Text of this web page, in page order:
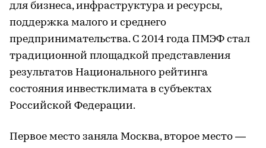
для бизнеса, инфраструктура и ресурсы,
поддержка малого и среднего
предпринимательства. С 2014 года ПМЭФ стал
традиционной площадкой представления
результатов Национального рейтинга
состояния инвестклимата в субъектах
Российской Федерации.
Первое место заняла Москва, второе место —